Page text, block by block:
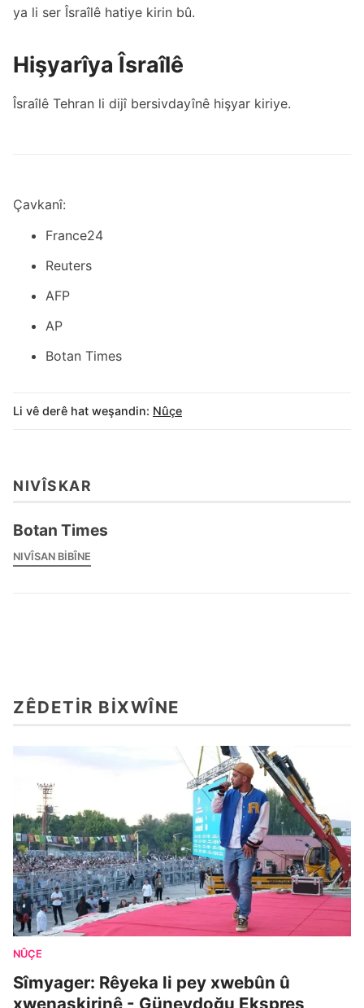
ya li ser Îsraîlê hatiye kirin bû.
Hişyarîya Îsraîlê
Îsraîlê Tehran li dijî bersivdayînê hişyar kiriye.
Çavkanî:
France24
Reuters
AFP
AP
Botan Times
Li vê derê hat weşandin: Nûçe
NIVÎSKAR
Botan Times
NIVÎSAN BIBÎNE
ZÊDETIR BIXWÎNE
NÛÇE
Sîmyager: Rêyeka li pey xwebûn û
xwenaskirinê - Güneydoğu Ekspres